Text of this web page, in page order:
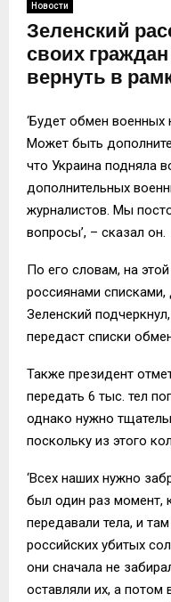
Новости
Зеленский
своих
вернуть в
‘Будет обмен военных
Может быть
что Украина подняла
дополнительных
журналистов. Мы
вопросы’, – сказал он.
По его словам, на
россиянами
Зеленский
передаст списки
Также президент
передать 6 тыс. тел
однако нужно
поскольку из этого
‘Всех наших нужно
был один раз момент,
передавали тела, и
российских убитых
они сначала не
оставляли их, а потом